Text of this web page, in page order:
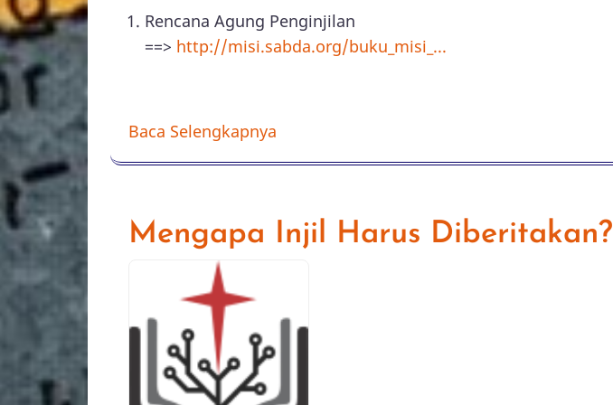
Rencana Agung Penginjilan
==> http://misi.sabda.org/buku_misi_...
Baca Selengkapnya
Mengapa Injil Harus Diberitakan?